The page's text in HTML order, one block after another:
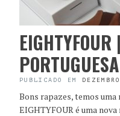
PUBLICADO EM
Bons rapazes, temos
EIGHTYFOUR é uma